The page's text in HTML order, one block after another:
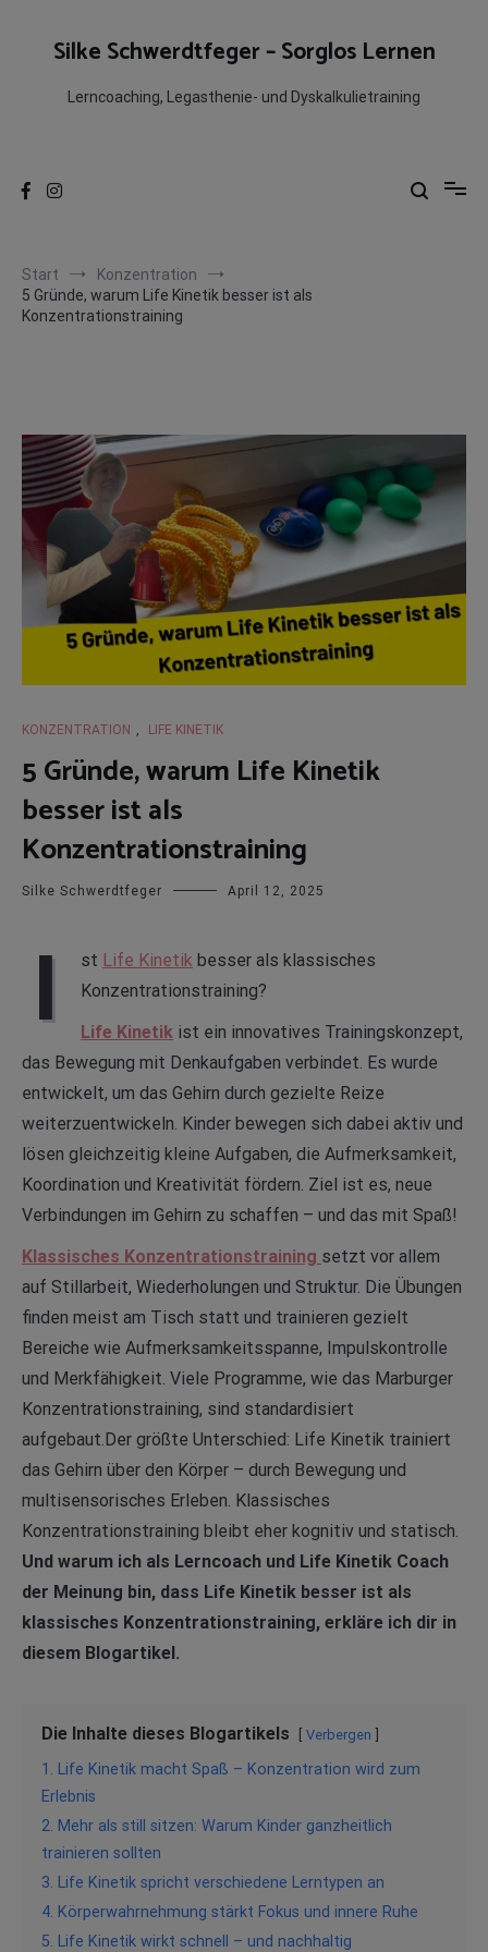
springenSilke Schwerdtfeger – Sorglos Lernen
Lerncoaching, Legasthenie- und Dyskalkulietraining
Start
Konzentration
5 Gründe, warum Life Kinetik besser ist als
Konzentrationstraining
KONZENTRATION , LIFE KINETIK
5 Gründe, warum Life Kinetik
besser ist als
Konzentrationstraining
Silke Schwerdtfeger April 12, 2025
I st Life Kinetik besser als klassisches
Konzentrationstraining?
Life Kinetik ist ein innovatives Trainingskonzept,
das Bewegung mit Denkaufgaben verbindet. Es wurde
entwickelt, um das Gehirn durch gezielte Reize
weiterzuentwickeln. Kinder bewegen sich dabei aktiv und
lösen gleichzeitig kleine Aufgaben, die Aufmerksamkeit,
Koordination und Kreativität fördern. Ziel ist es, neue
Verbindungen im Gehirn zu schaffen – und das mit Spaß!
Klassisches Konzentrationstraining setzt vor allem
auf Stillarbeit, Wiederholungen und Struktur. Die Übungen
finden meist am Tisch statt und trainieren gezielt
Bereiche wie Aufmerksamkeitsspanne, Impulskontrolle
und Merkfähigkeit. Viele Programme, wie das Marburger
Konzentrationstraining, sind standardisiert
aufgebaut.Der größte Unterschied: Life Kinetik trainiert
das Gehirn über den Körper – durch Bewegung und
multisensorisches Erleben. Klassisches
Konzentrationstraining bleibt eher kognitiv und statisch.
Und warum ich als Lerncoach und Life Kinetik Coach
der Meinung bin, dass Life Kinetik besser ist als
klassisches Konzentrationstraining, erkläre ich dir in
diesem Blogartikel.
Die Inhalte dieses Blogartikels Verbergen
1. Life Kinetik macht Spaß – Konzentration wird zum
Erlebnis
2. Mehr als still sitzen: Warum Kinder ganzheitlich
trainieren sollten
3. Life Kinetik spricht verschiedene Lerntypen an
4. Körperwahrnehmung stärkt Fokus und innere Ruhe
5. Life Kinetik wirkt schnell – und nachhaltig